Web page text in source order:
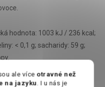
ale více otravné než
na jazyku . I u nás je
hodnota: 1003 kJ / 236 kcal;
< 0,1 g; sacharidy: 59 g;